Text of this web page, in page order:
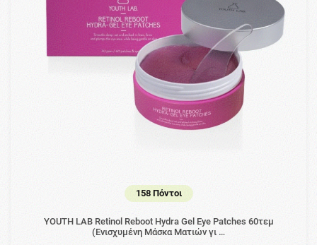
158 Πόντοι
YOUTH LAB Retinol Reboot Hydra Gel Eye Patches 60τεμ
(Ενισχυμένη Μάσκα Ματιών γι …